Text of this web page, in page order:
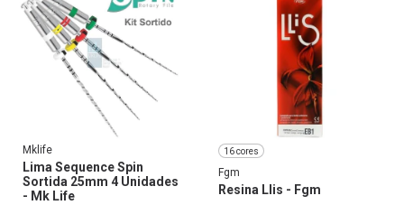
Mklife
Lima Sequence Spin
Sortida 25mm 4 Unidades
- Mk Life
16 cores
Fgm
Resina Llis - Fgm